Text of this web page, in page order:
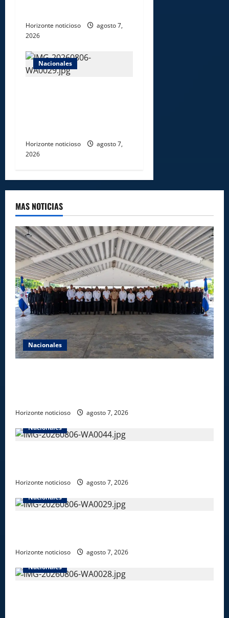
Horizonte noticioso
agosto 7,
2026
Nacionales
Horizonte noticioso
agosto 7,
2026
MAS NOTICIAS
Nacionales
Horizonte noticioso
agosto 7, 2026
Nacionales
Horizonte noticioso
agosto 7, 2026
Nacionales
Horizonte noticioso
agosto 7, 2026
Nacionales